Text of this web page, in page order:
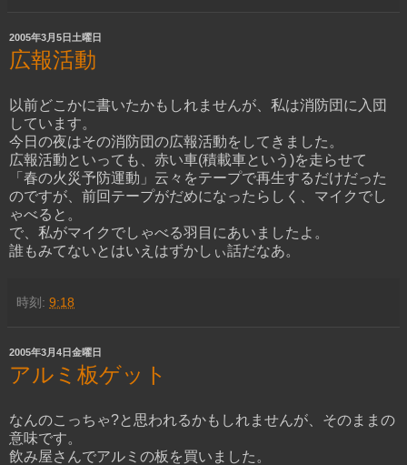
2005年3月5日土曜日
広報活動
以前どこかに書いたかもしれませんが、私は消防団に入団
しています。
今日の夜はその消防団の広報活動をしてきました。
広報活動といっても、赤い車(積載車という)を走らせて
「春の火災予防運動」云々をテープで再生するだけだった
のですが、前回テープがだめになったらしく、マイクでし
ゃべると。
で、私がマイクでしゃべる羽目にあいましたよ。
誰もみてないとはいえはずかしぃ話だなあ。
時刻: 9:18
2005年3月4日金曜日
アルミ板ゲット
なんのこっちゃ?と思われるかもしれませんが、そのままの
意味です。
飲み屋さんでアルミの板を買いました。